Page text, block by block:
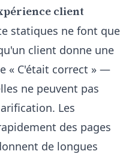
client
statiques ne font que
client donne une
« C'était correct » —
ne peuvent pas
Les
des pages
de longues